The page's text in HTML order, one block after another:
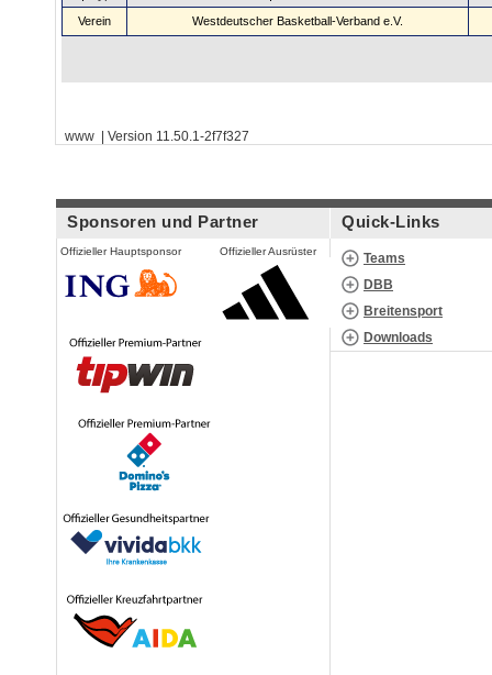
Verein Westdeutscher Basketball-Verband e.V.
www | Version 11.50.1-2f7f327
Sponsoren und Partner
Offizieller Hauptsponsor Offizieller Ausrüster
Quick-Links
Teams
DBB
Breitensport
Downloads